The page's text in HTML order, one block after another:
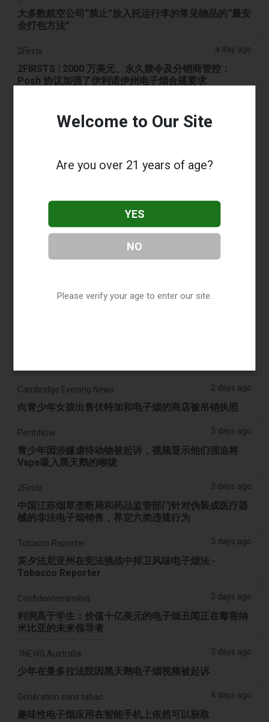
大多数航空公司“禁止”放入托运行李的常见物品的“最安
全打包方法”
2Firsts a day ago
2FIRSTS | 2000 万美元、永久禁令及分销商管控：
Posh 协议加强了伊利诺伊州电子烟合规要求
烟草法案：Dhlomo 呼吁采取危害减少方法
司机协助调查，车内发现电子烟
Vape Station 在阿联酋全境提供 Lost Mary 15,000 口
一次性电子烟
2 days ago
Cambridge Evening News 2 days ago
向青少年女孩出售伏特加和电子烟的商店被吊销执照
PerthNow 3 days ago
青少年因涉嫌虐待动物被起诉，视频显示他们强迫将
Vape吸入黑天鹅的喉咙
2Firsts 3 days ago
中国江苏烟草垄断局和药品监管部门针对伪装成医疗器
械的非法电子烟销售，界定六类违规行为
Tobacco Reporter 3 days ago
宾夕法尼亚州在宪法挑战中捍卫风味电子烟法 -
Tobacco Reporter
Confidentenamibia 3 days ago
利润高于学生：价值十亿美元的电子烟丑闻正在毒害纳
米比亚的未来领导者
7NEWS Australia 3 days ago
少年在曼多拉法院因黑天鹅电子烟视频被起诉
Génération sans tabac 4 days ago
趣味性电子烟应用在智能手机上依然可以获取
Welcome to Our Site
Are you over 21 years of age?
YES
NO
Please verify your age to enter our site.